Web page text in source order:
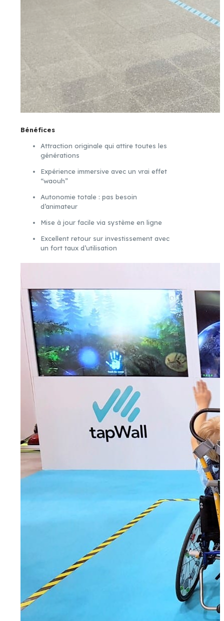
Bénéfices
Attraction originale qui attire toutes les
générations
Expérience immersive avec un vrai effet
“waouh”
Autonomie totale : pas besoin
d’animateur
Mise à jour facile via système en ligne
Excellent retour sur investissement avec
un fort taux d’utilisation